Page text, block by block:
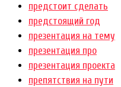
предстоит сделать
предстоящий год
презентация на тему
презентация про
презентация проекта
препятствия на пути